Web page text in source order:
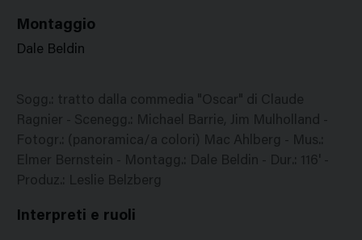
Montaggio
Dale Beldin
Sogg.: tratto dalla commedia "Oscar" di Claude
Ragnier - Scenegg.: Michael Barrie, Jim Mulholland -
Fotogr.: (panoramica/a colori) Mac Ahlberg - Mus.:
Elmer Bernstein - Montagg.: Dale Beldin - Dur.: 116' -
Produz.: Leslie Belzberg
Interpreti e ruoli